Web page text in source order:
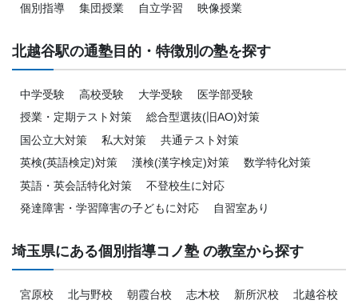
個別指導 集団授業 自立学習 映像授業
北越谷駅の通塾目的・特徴別の塾を探す
中学受験 高校受験 大学受験
医学部受験
授業・定期テスト対策
総合型選抜(旧AO)対策
国公立大対策
私大対策
共通テスト対策
英検(英語検定)対策
漢検(漢字検定)対策
数学特化対策
英語・英会話特化対策
不登校生に対応
発達障害・学習障害の子どもに対応
自習室あり
埼玉県にある個別指導コノ塾 の教室から探す
宮原校 北与野校 朝霞台校 志木校 新所沢校 北越谷校